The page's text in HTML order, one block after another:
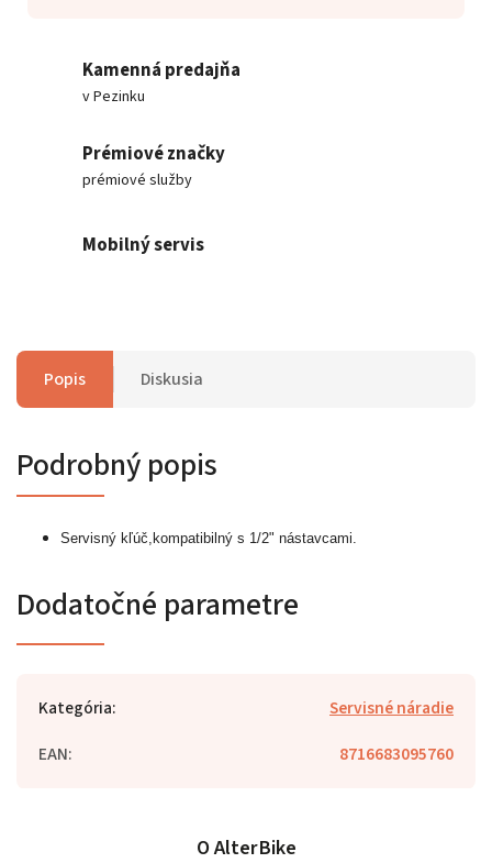
Kamenná predajňa
v Pezinku
Prémiové značky
prémiové služby
Mobilný servis
Popis Diskusia
Podrobný popis
Servisný kľúč,kompatibilný s 1/2" nástavcami.
Dodatočné parametre
Kategória:
Servisné náradie
EAN: 8716683095760
O AlterBike